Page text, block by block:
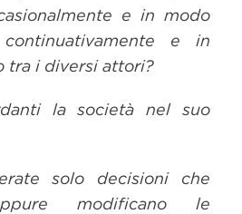
e in modo
e in
tra i diversi attori?
la società nel suo
solo decisioni che
modificano le